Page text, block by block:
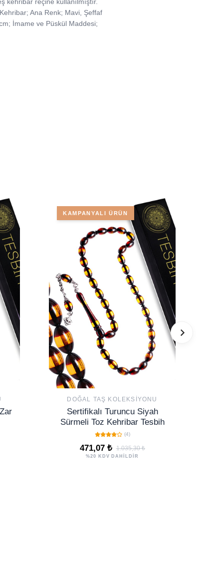
kehribar reçine kullanılmıştır.
Ana Renk; Mavi, Şeffaf
İmame ve Püskül Maddesi;
KAMPANYALI ÜRÜN
DOĞAL TAŞ KOLEKSIYONU
Sertifikalı Turuncu Siyah
Sürmeli Toz Kehribar Tesbih
(4)
471,07 ₺ 1.035,30 ₺
%20 KDV DAHİLDİR